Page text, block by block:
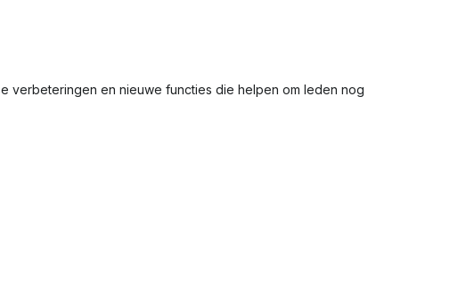
verbeteringen en nieuwe functies die helpen om leden nog